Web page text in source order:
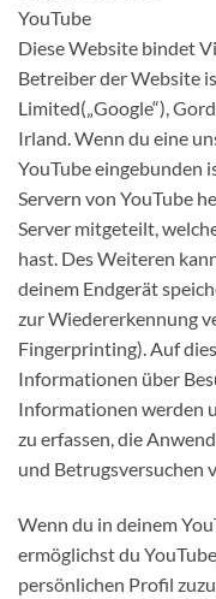
YouTube
Diese Website bindet
Betreiber der Website
Limited(„Google“),
Irland. Wenn du eine
YouTube eingebunden
Servern von YouTube
Server mitgeteilt,
hast. Des Weiteren
deinem Endgerät
zur Wiedererkennung
Fingerprinting). Auf
Informationen über
Informationen werden
zu erfassen, die
und Betrugsversuchen
Wenn du in deinem
ermöglichst du
persönlichen Profil